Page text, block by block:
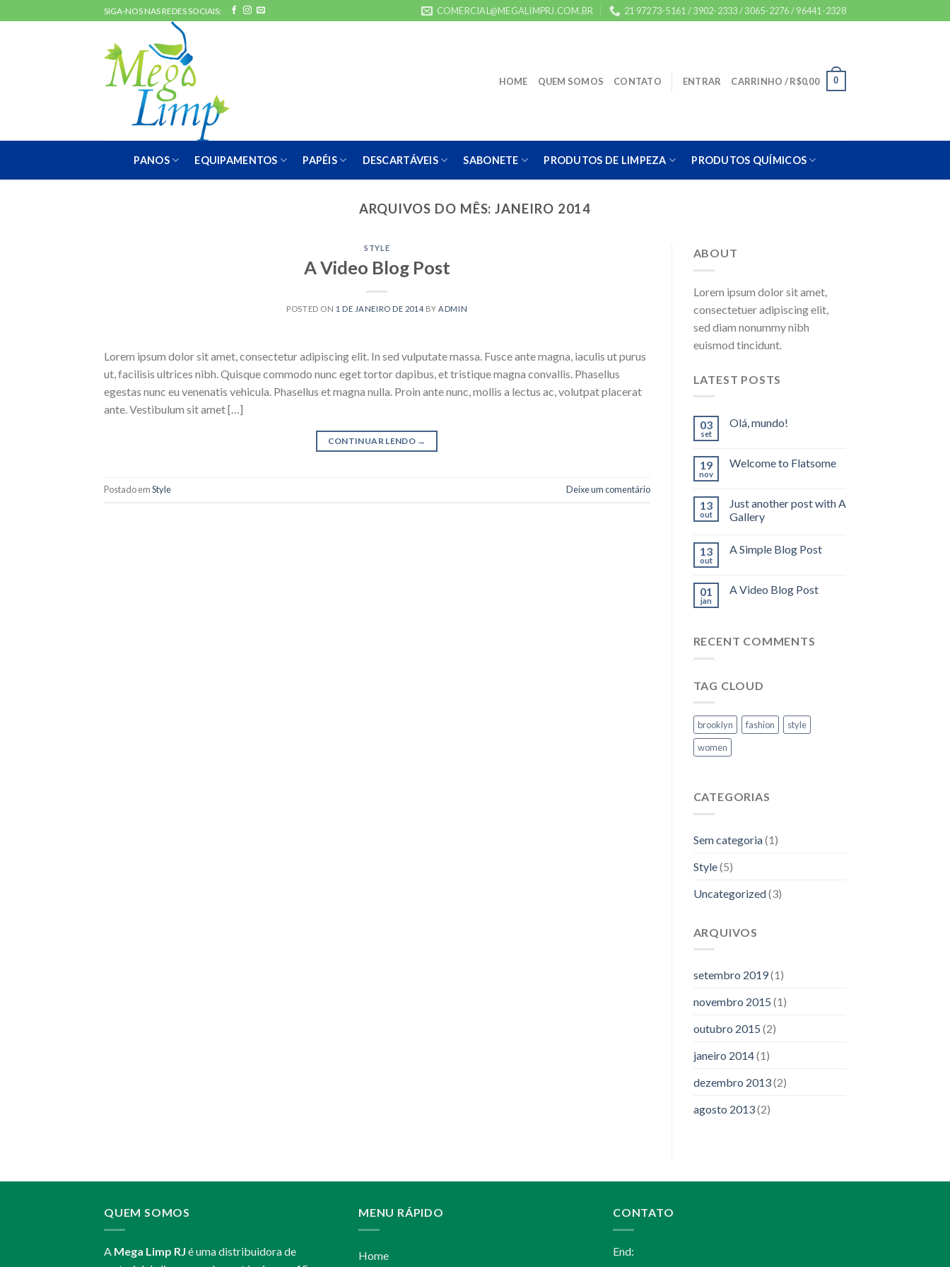
to
SIGA-NOS NAS REDES SOCIAIS: COMERCIAL@MEGALIMPRJ.COM.BR 21 97273-5161 / 3902-2333 / 3065-2276 / 96441-2328
HOME QUEM SOMOS CONTATO ENTRAR CARRINHO /R$0,00 0
PANOS EQUIPAMENTOS PAPÉIS DESCARTÁVEIS SABONETE PRODUTOS DE LIMPEZA PRODUTOS QUÍMICOS
ARQUIVOS DO MÊS:JANEIRO 2014
STYLE
A Video Blog Post
POSTED ON 1 DE JANEIRO DE 2014 BYADMIN
Lorem ipsum dolor sit amet, consectetur adipiscing elit. In sed vulputate massa. Fusce ante magna, iaculis ut purus
ut, facilisis ultrices nibh. Quisque commodo nunc eget tortor dapibus, et tristique magna convallis. Phasellus
egestas nunc eu venenatis vehicula. Phasellus et magna nulla. Proin ante nunc, mollis a lectus ac, volutpat placerat
ante. Vestibulum sit amet […]
CONTINUAR LENDO →
Postado emStyle Deixe um comentário
ABOUT
Lorem ipsum dolor sit amet,
consectetuer adipiscing elit,
sed diam nonummy nibh
euismod tincidunt.
LATEST POSTS
03
set
Olá, mundo!
19
nov
Welcome to Flatsome
13
out
Just another post with A
Gallery
13
out
A Simple Blog Post
01
jan
A Video Blog Post
RECENT COMMENTS
TAG CLOUD
brooklyn fashion
style
women
CATEGORIAS
Sem categoria(1)
Style(5)
Uncategorized(3)
ARQUIVOS
setembro 2019(1)
novembro 2015 (1)
outubro 2015 (2)
janeiro 2014(1)
dezembro 2013(2)
agosto 2013(2)
QUEM SOMOS
A Mega Limp RJ é uma distribuidora de
MENU RÁPIDO
Home
CONTATO
End: